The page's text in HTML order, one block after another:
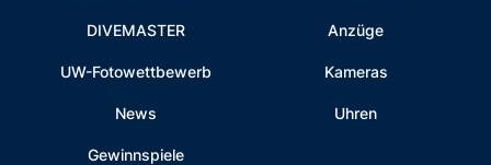
DIVEMASTER
UW-Fotowettbewerb
News
Gewinnspiele
Anzüge
Kameras
Uhren